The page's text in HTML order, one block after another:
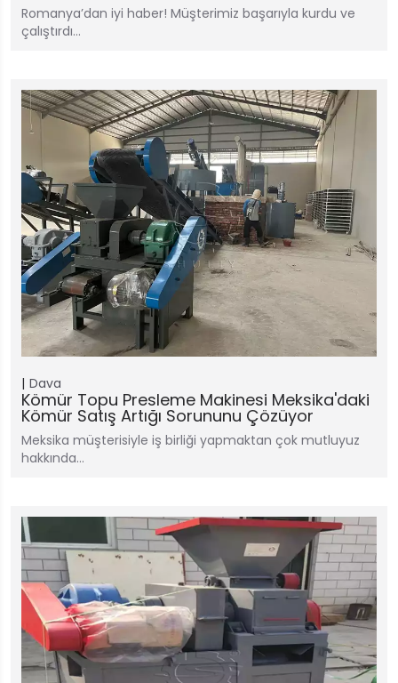
Romanya’dan iyi haber! Müşterimiz başarıyla kurdu ve
çalıştırdı…
Dava
Kömür Topu Presleme Makinesi Meksika'daki
Kömür Satış Artığı Sorununu Çözüyor
Meksika müşterisiyle iş birliği yapmaktan çok mutluyuz
hakkında…